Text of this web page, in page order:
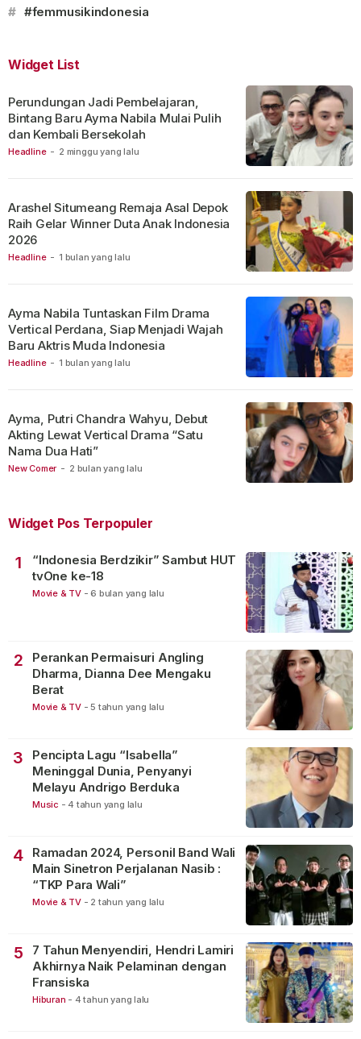
# #femmusikindonesia
Widget List
Headline - 2 minggu yang lalu
Perundungan Jadi Pembelajaran,
Bintang Baru Ayma Nabila Mulai Pulih
dan Kembali Bersekolah
Headline - 1 bulan yang lalu
Arashel Situmeang Remaja Asal Depok
Raih Gelar Winner Duta Anak Indonesia
2026
Headline - 1 bulan yang lalu
Ayma Nabila Tuntaskan Film Drama
Vertical Perdana, Siap Menjadi Wajah
Baru Aktris Muda Indonesia
New Comer - 2 bulan yang lalu
Ayma, Putri Chandra Wahyu, Debut
Akting Lewat Vertical Drama “Satu
Nama Dua Hati”
Widget Pos Terpopuler
1
“Indonesia Berdzikir” Sambut HUT
tvOne ke-18
Movie & TV - 6 bulan yang lalu
2
Perankan Permaisuri Angling
Dharma, Dianna Dee Mengaku
Berat
Movie & TV - 5 tahun yang lalu
3
Pencipta Lagu “Isabella”
Meninggal Dunia, Penyanyi
Melayu Andrigo Berduka
Music - 4 tahun yang lalu
4
Ramadan 2024, Personil Band Wali
Main Sinetron Perjalanan Nasib :
“TKP Para Wali”
Movie & TV - 2 tahun yang lalu
5
7 Tahun Menyendiri, Hendri Lamiri
Akhirnya Naik Pelaminan dengan
Fransiska
Hiburan - 4 tahun yang lalu